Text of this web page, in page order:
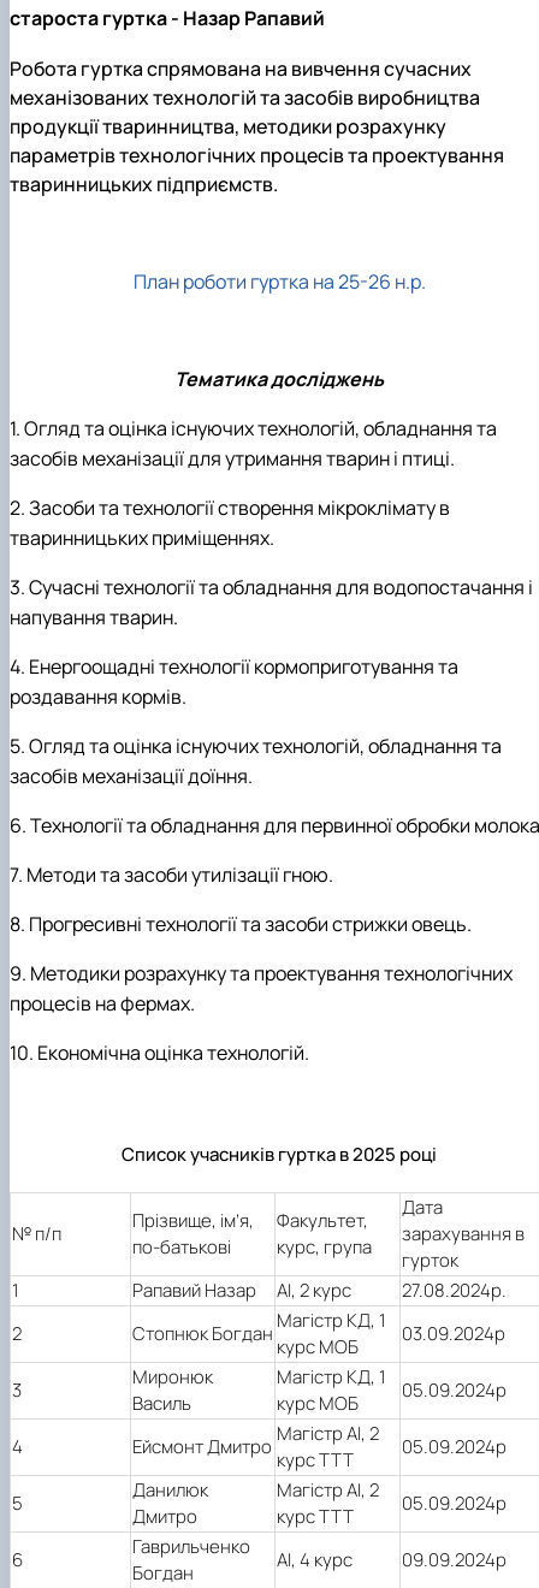
Науковий гурток «Охорона праці в харчових
технологіях»
староста гуртка - Назар Рапавий
Робота гуртка спрямована на вивчення сучасних
механізованих технологій та засобів виробництва
продукції тваринництва, методики розрахунку
параметрів технологічних процесів та проектування
тваринницьких підприємств.
План роботи гуртка на 25-26 н.р.
Тематика досліджень
1. Огляд та оцінка існуючих технологій, обладнання та
засобів механізації для утримання тварин і птиці.
2. Засоби та технології створення мікроклімату в
тваринницьких приміщеннях.
3. Сучасні технології та обладнання для водопостачання і
напування тварин.
4. Енергоощадні технології кормоприготування та
роздавання кормів.
5. Огляд та оцінка існуючих технологій, обладнання та
засобів механізації доїння.
6. Технології та обладнання для первинної обробки
7. Методи та засоби утилізації гною.
8. Прогресивні технології та засоби стрижки овець.
9. Методики розрахунку та проектування технологічних
процесів на фермах.
10. Економічна оцінка технологій.
Список учасників гуртка в 2025 році
№ п/п
Прізвище, ім’я,
по-батькові
Факультет,
курс, група
Дата
зарахування в
гурток
1
Рапавий Назар АІ, 2 курс
27.08.2024р.
2
Стопнюк Богдан
Магістр КД, 1
курс МОБ
03.09.2024р
3
Миронюк
Василь
Магістр КД, 1
курс МОБ
05.09.2024р
4 Ейсмонт Дмитро
Магістр АІ, 2
курс ТТТ
05.09.2024р
5
Данилюк
Дмитро
Магістр АІ, 2
курс ТТТ
05.09.2024р
6
Гаврильченко
Богдан
АІ, 4 курс 09.09.2024р